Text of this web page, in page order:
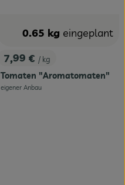
, Preis:
7,99 € / kg
Tomaten "Aromatomaten"
, Herkunft:
eigener Anbau
0.65 kg eingeplant